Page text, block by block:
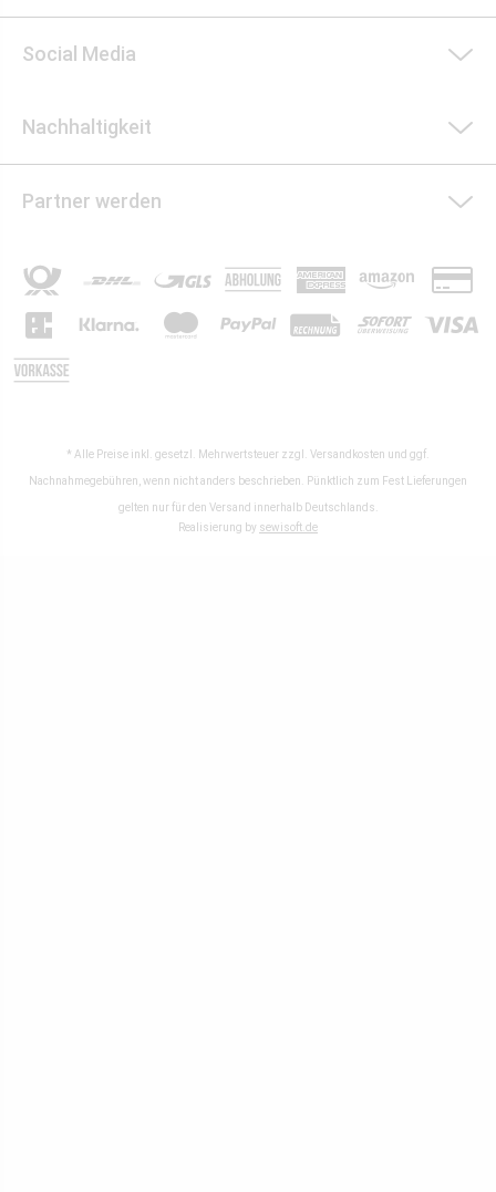
Social Media
Nachhaltigkeit
Partner werden
* Alle Preise inkl. gesetzl. Mehrwertsteuer zzgl. Versandkosten und ggf.
Nachnahmegebühren, wenn nicht anders beschrieben. Pünktlich zum Fest Lieferungen
gelten nur für den Versand innerhalb Deutschlands.
Realisierung by sewisoft.de